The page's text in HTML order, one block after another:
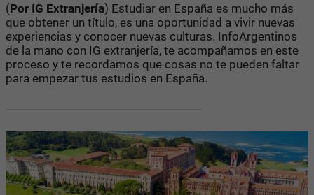
(Por IG Extranjería) Estudiar en España es mucho más
que obtener un título, es una oportunidad a vivir nuevas
experiencias y conocer nuevas culturas. InfoArgentinos
de la mano con IG extranjería, te acompañamos en este
proceso y te recordamos que cosas no te pueden faltar
para empezar tus estudios en España.